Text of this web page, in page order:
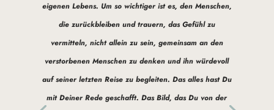
eigenen Lebens. Um so wichtiger ist es, den Menschen,
die zurückbleiben und trauern, das Gefühl zu
vermitteln, nicht allein zu sein, gemeinsam an den
verstorbenen Menschen zu denken und ihn würdevoll
auf seiner letzten Reise zu begleiten. Das alles hast Du
mit Deiner Rede geschafft. Das Bild, das Du von der